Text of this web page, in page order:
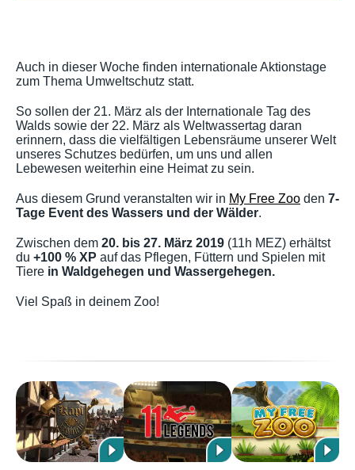
Auch in dieser Woche finden internationale Aktionstage
zum Thema Umweltschutz statt.
So sollen der 21. März als der Internationale Tag des
Walds sowie der 22. März als Weltwassertag daran
erinnern, dass die vielfältigen Lebensräume unserer Welt
unseres Schutzes bedürfen, um uns und allen
Lebewesen weiterhin eine Heimat zu sein.
Aus diesem Grund veranstalten wir in My Free Zoo den 7-
Tage Event des Wassers und der Wälder.
Zwischen dem 20. bis 27. März 2019 (11h MEZ) erhältst
du +100 % XP auf das Pflegen, Füttern und Spielen mit
Tiere in Waldgehegen und Wassergehegen.
Viel Spaß in deinem Zoo!